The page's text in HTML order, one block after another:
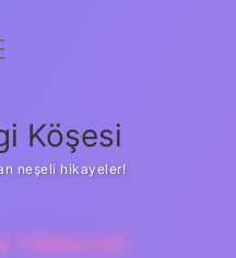
Köşesi
neşeli hikayeler!
TÜRKLERI